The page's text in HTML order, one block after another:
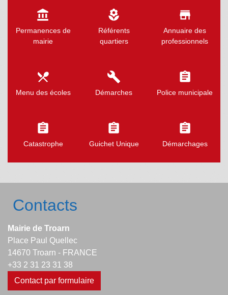
account_balance
Permanences de
mairie
local_florist
Référents
quartiers
store
Annuaire des
professionnels
local_dining
Menu des écoles
build
Démarches
assignment
Police municipale
assignment
Catastrophe
assignment
Guichet Unique
assignment
Démarchages
Contacts
Mairie de Troarn
Place Paul Quellec
14670 Troarn - FRANCE
+33 2 31 23 31 38
Contact par formulaire